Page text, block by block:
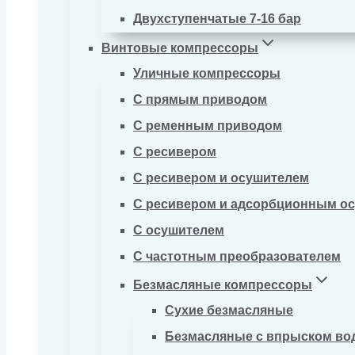
Двухступенчатые 7-16 бар
Винтовые компрессоры
Уличные компрессоры
С прямым приводом
С ременным приводом
С ресивером
С ресивером и осушителем
С ресивером и адсорбционным
С осушителем
С частотным преобразователем
Безмасляные компрессоры
Сухие безмасляные
Безмасляные с впрыском